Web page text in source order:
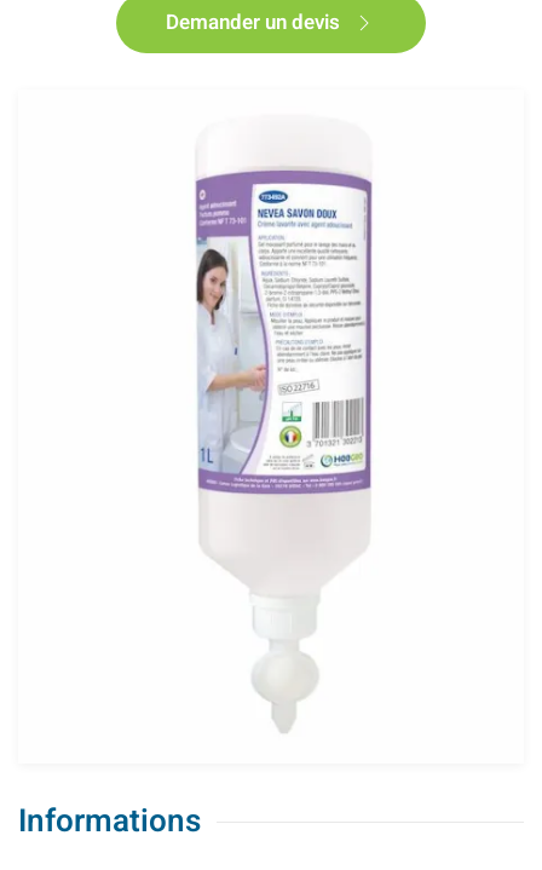
Demander un devis
Informations